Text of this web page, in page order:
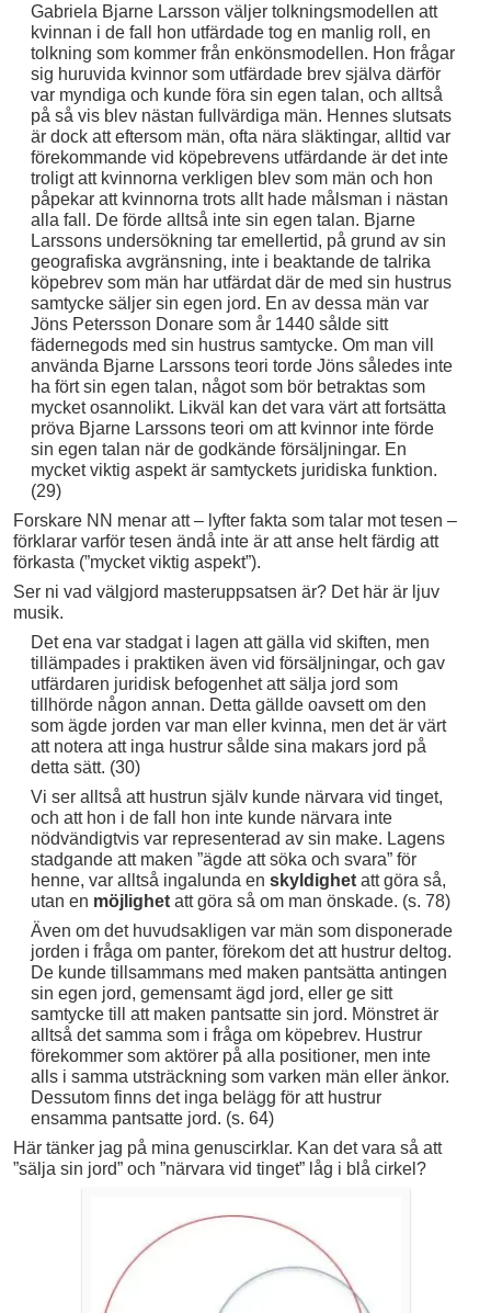
Gabriela Bjarne Larsson väljer tolkningsmodellen att
kvinnan i de fall hon utfärdade tog en manlig roll, en
tolkning som kommer från enkönsmodellen. Hon frågar
sig huruvida kvinnor som utfärdade brev själva därför
var myndiga och kunde föra sin egen talan, och alltså
på så vis blev nästan fullvärdiga män. Hennes slutsats
är dock att eftersom män, ofta nära släktingar, alltid var
förekommande vid köpebrevens utfärdande är det inte
troligt att kvinnorna verkligen blev som män och hon
påpekar att kvinnorna trots allt hade målsman i nästan
alla fall. De förde alltså inte sin egen talan. Bjarne
Larssons undersökning tar emellertid, på grund av sin
geografiska avgränsning, inte i beaktande de talrika
köpebrev som män har utfärdat där de med sin hustrus
samtycke säljer sin egen jord. En av dessa män var
Jöns Petersson Donare som år 1440 sålde sitt
fädernegods med sin hustrus samtycke. Om man vill
använda Bjarne Larssons teori torde Jöns således inte
ha fört sin egen talan, något som bör betraktas som
mycket osannolikt. Likväl kan det vara värt att fortsätta
pröva Bjarne Larssons teori om att kvinnor inte förde
sin egen talan när de godkände försäljningar. En
mycket viktig aspekt är samtyckets juridiska funktion.
(29)
Forskare NN menar att – lyfter fakta som talar mot tesen –
förklarar varför tesen ändå inte är att anse helt färdig att
förkasta (”mycket viktig aspekt”).
Ser ni vad välgjord masteruppsatsen är? Det här är ljuv
musik.
Det ena var stadgat i lagen att gälla vid skiften, men
tillämpades i praktiken även vid försäljningar, och gav
utfärdaren juridisk befogenhet att sälja jord som
tillhörde någon annan. Detta gällde oavsett om den
som ägde jorden var man eller kvinna, men det är värt
att notera att inga hustrur sålde sina makars jord på
detta sätt. (30)
Vi ser alltså att hustrun själv kunde närvara vid tinget,
och att hon i de fall hon inte kunde närvara inte
nödvändigtvis var representerad av sin make. Lagens
stadgande att maken ”ägde att söka och svara” för
henne, var alltså ingalunda en skyldighetatt göra så,
utan en möjlighet att göra så om man önskade. (s. 78)
Även om det huvudsakligen var män som disponerade
jorden i fråga om panter, förekom det att hustrur deltog.
De kunde tillsammans med maken pantsätta antingen
sin egen jord, gemensamt ägd jord, eller ge sitt
samtycke till att maken pantsatte sin jord. Mönstret är
alltså det samma som i fråga om köpebrev. Hustrur
förekommer som aktörer på alla positioner, men inte
alls i samma utsträckning som varken män eller änkor.
Dessutom finns det inga belägg för att hustrur
ensamma pantsatte jord. (s. 64)
Här tänker jag på mina genuscirklar. Kan det vara så att
”sälja sin jord” och ”närvara vid tinget” låg i blå cirkel?